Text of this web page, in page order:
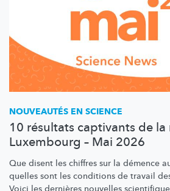
NOUVEAUTÉS EN SCIENCE
10 résultats captivants de la
Luxembourg – Mai 2026
Que disent les chiffres sur la démence
quelles sont les conditions de travail